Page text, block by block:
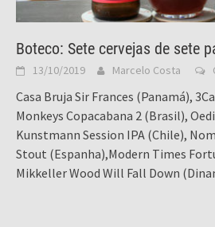
Boteco: Sete cervejas de sete
13/10/2019 Marcelo Costa
Casa Bruja Sir Frances (Panamá),
Monkeys Copacabana 2 (Brasil),
Kunstmann Session IPA (Chile),
Stout (Espanha),Modern Times
Mikkeller Wood Will Fall Down